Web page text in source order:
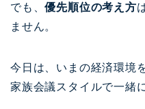
でも、優先順位の考え方
ません。
今日は、いまの経済環境
家族会議スタイルで一緒